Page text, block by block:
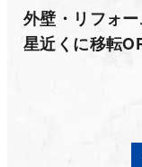
外壁・リフォ
星近くに移転